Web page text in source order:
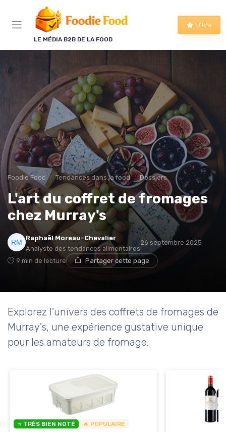
LE MÉDIA B2B DE LA FOOD
TOPs
Foodie Food Tendances dans la food Dossiers
L'art du coffret de fromages
chez Murray's
Raphaël Moreau-Chevalier
Analyste des tendances alimentaires
26 septembre 2025
9 min de lecture Partager cette page
Explorez l'univers des coffrets de fromages de
Murray's, une expérience gustative unique
pour les amateurs de fromage.
⭐ TRÈS BIEN NOTÉ 🔥 POPULAIRE
Panneau de gestion des cookies